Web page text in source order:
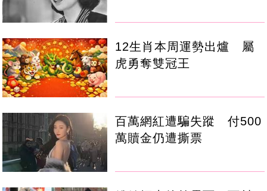
12生肖本周運勢出爐 屬
虎勇奪雙冠王
百萬網紅遭騙失蹤 付500
萬贖金仍遭撕票